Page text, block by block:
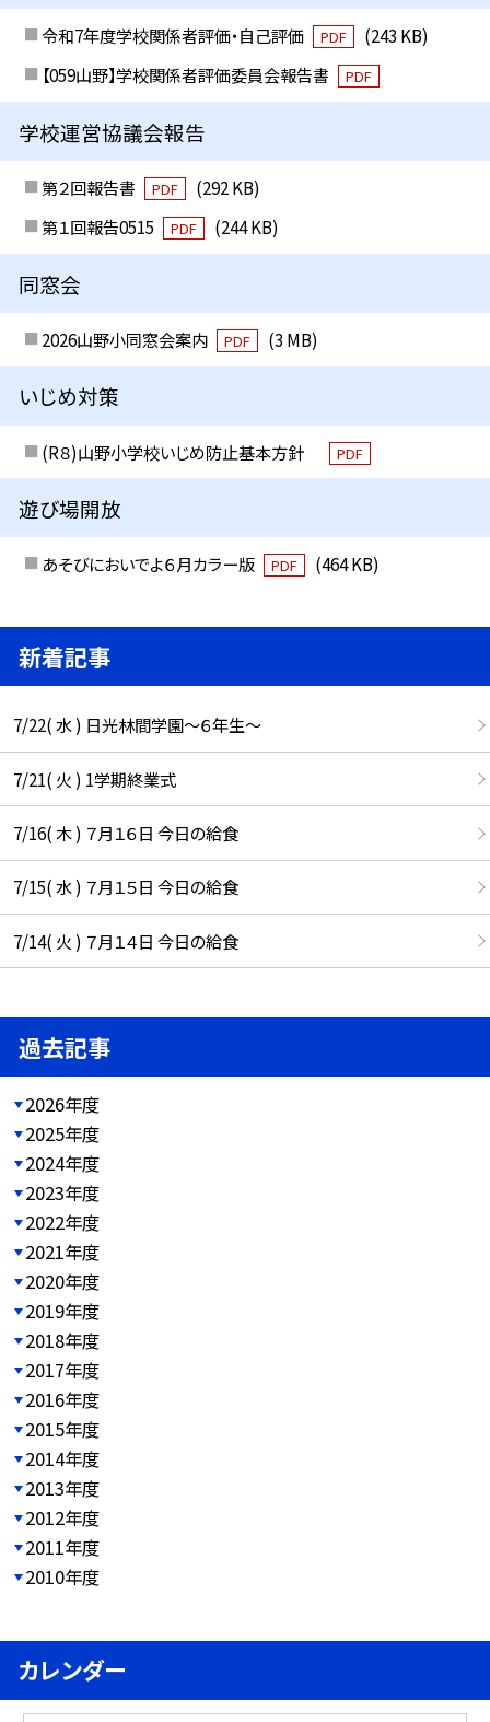
令和7年度学校関係者評価・自己評価 PDF
(243 KB)
【059山野】学校関係者評価委員会報告書
PDF
学校運営協議会報告
第２回報告書 PDF
(292 KB)
第１回報告0515
PDF (244 KB)
同窓会
2026山野小同窓会案内 PDF (3 MB)
いじめ対策
(R８)山野小学校いじめ防止基本方針 PDF
遊び場開放
あそびにおいでよ６月カラー版 PDF (464 KB)
新着記事
7/22( 水 ) 日光林間学園～６年生～
7/21( 火 ) 1学期終業式
7/16( 木 ) ７月１６日 今日の給食
7/15( 水 ) ７月１５日 今日の給食
7/14( 火 ) ７月１４日 今日の給食
過去記事
2026年度
2025年度
2024年度
2023年度
2022年度
2021年度
2020年度
2019年度
2018年度
2017年度
2016年度
2015年度
2014年度
2013年度
2012年度
2011年度
2010年度
カレンダー